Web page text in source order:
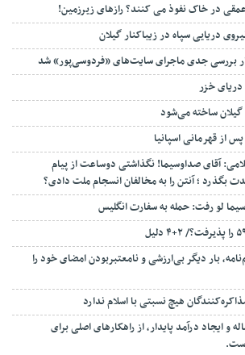
در خاک نفوذ می کنند؟ رازهای زیرزمین!
دریایی سپاه در زیباکنار گیلان
بررسی جدی ماجرای سایت‌های «فردوسی‌پور» شد
خزر
از قهرمانی اسپانیا
آقای صداوسیما! نگذاشتی دوساعت از پیام
بگذرد ؛ آنتن را به مخالفان انسجام ملت دادی؟
لو رفت: حمله به سفارت انگلیس
بار دیگر بی‌ارزشی و نامعتبربودن امضای خود را
هیچ نسبتی با اسلام ندارد
و ایجاد درآمد پایدار، از راهکارهای اصلی برای